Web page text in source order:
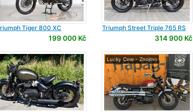
Tiger 800 XC
199 000 Kč
Triumph Street Triple 765 RS
314 900 Kč
Lucky Cow - Znojmo